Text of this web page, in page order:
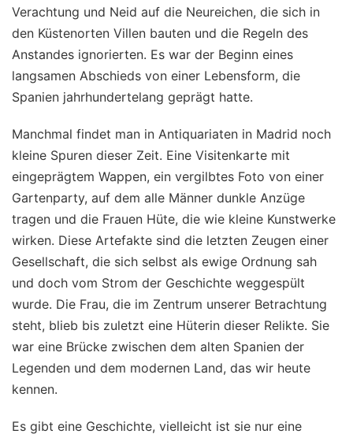
Verachtung und Neid auf die Neureichen, die sich in
den Küstenorten Villen bauten und die Regeln des
Anstandes ignorierten. Es war der Beginn eines
langsamen Abschieds von einer Lebensform, die
Spanien jahrhundertelang geprägt hatte.
Manchmal findet man in Antiquariaten in Madrid noch
kleine Spuren dieser Zeit. Eine Visitenkarte mit
eingeprägtem Wappen, ein vergilbtes Foto von einer
Gartenparty, auf dem alle Männer dunkle Anzüge
tragen und die Frauen Hüte, die wie kleine Kunstwerke
wirken. Diese Artefakte sind die letzten Zeugen einer
Gesellschaft, die sich selbst als ewige Ordnung sah
und doch vom Strom der Geschichte weggespült
wurde. Die Frau, die im Zentrum unserer Betrachtung
steht, blieb bis zuletzt eine Hüterin dieser Relikte. Sie
war eine Brücke zwischen dem alten Spanien der
Legenden und dem modernen Land, das wir heute
kennen.
Es gibt eine Geschichte, vielleicht ist sie nur eine